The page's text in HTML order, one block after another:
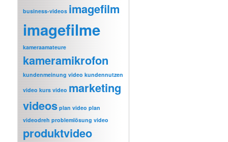
business-videos imagefilm
imagefilme
kameraamateure
kameramikrofon
kundenmeinung video kundennutzen
video kurs video marketing
videos plan video plan
videodreh problemlösung video
produktvideo